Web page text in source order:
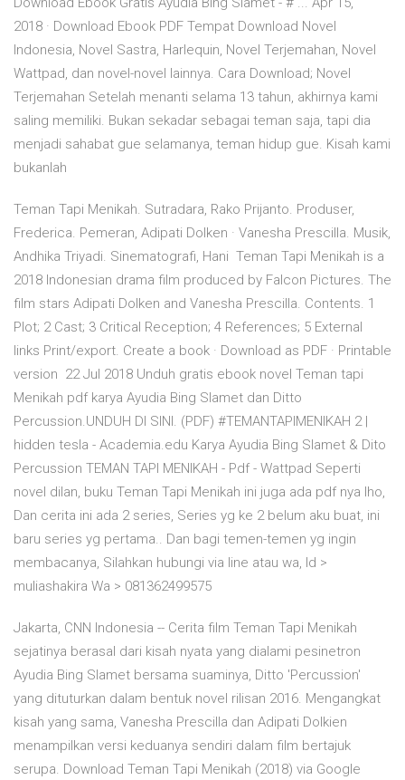
2018 · Download Ebook PDF Tempat Download Novel
Indonesia, Novel Sastra, Harlequin, Novel Terjemahan, Novel
Wattpad, dan novel-novel lainnya. Cara Download; Novel
Terjemahan Setelah menanti selama 13 tahun, akhirnya kami
saling memiliki. Bukan sekadar sebagai teman saja, tapi dia
menjadi sahabat gue selamanya, teman hidup gue. Kisah kami
bukanlah
Teman Tapi Menikah. Sutradara, Rako Prijanto. Produser,
Frederica. Pemeran, Adipati Dolken · Vanesha Prescilla. Musik,
Andhika Triyadi. Sinematografi, Hani Teman Tapi Menikah is a
2018 Indonesian drama film produced by Falcon Pictures. The
film stars Adipati Dolken and Vanesha Prescilla. Contents. 1
Plot; 2 Cast; 3 Critical Reception; 4 References; 5 External
links Print/export. Create a book · Download as PDF · Printable
version 22 Jul 2018 Unduh gratis ebook novel Teman tapi
Menikah pdf karya Ayudia Bing Slamet dan Ditto
Percussion.UNDUH DI SINI. (PDF) #TEMANTAPIMENIKAH 2 |
hidden tesla - Academia.edu Karya Ayudia Bing Slamet & Dito
Percussion TEMAN TAPI MENIKAH - Pdf - Wattpad Seperti
novel dilan, buku Teman Tapi Menikah ini juga ada pdf nya lho,
Dan cerita ini ada 2 series, Series yg ke 2 belum aku buat, ini
baru series yg pertama.. Dan bagi temen-temen yg ingin
membacanya, Silahkan hubungi via line atau wa, Id >
muliashakira Wa > 081362499575
Jakarta, CNN Indonesia -- Cerita film Teman Tapi Menikah
sejatinya berasal dari kisah nyata yang dialami pesinetron
Ayudia Bing Slamet bersama suaminya, Ditto 'Percussion'
yang dituturkan dalam bentuk novel rilisan 2016. Mengangkat
kisah yang sama, Vanesha Prescilla dan Adipati Dolkien
menampilkan versi keduanya sendiri dalam film bertajuk
serupa. Download Teman Tapi Menikah (2018) via Google